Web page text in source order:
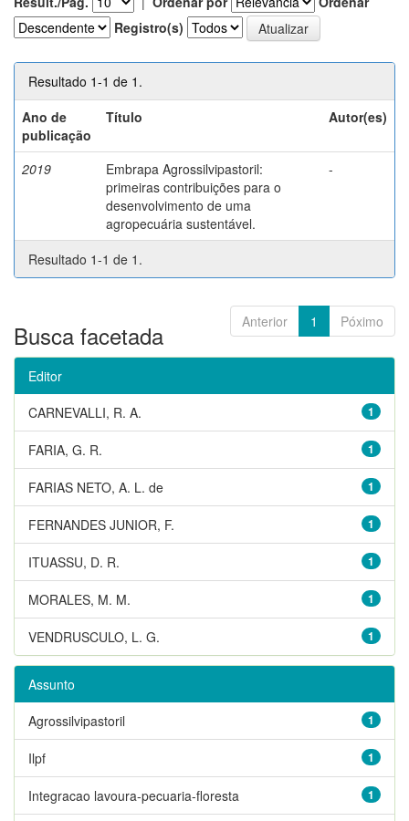
Registro(s)
Resultado 1-1 de 1.
Ano de
publicação
Título Autor(es)
2019
Embrapa Agrossilvipastoril:
primeiras contribuições para o
desenvolvimento de uma
agropecuária sustentável.
-
Resultado 1-1 de 1.
Anterior 1 Póximo
Busca facetada
Editor
1
CARNEVALLI, R. A.
1
FARIA, G. R.
1
FARIAS NETO, A. L. de
1
FERNANDES JUNIOR, F.
1
ITUASSU, D. R.
1
MORALES, M. M.
1
VENDRUSCULO, L. G.
Assunto
1
Agrossilvipastoril
1
Ilpf
1
Integracao lavoura-pecuaria-floresta